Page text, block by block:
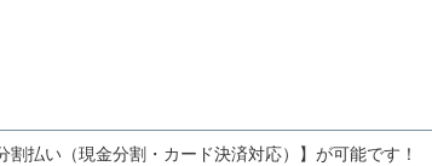
割払い（現金分割・カード決済対応）】が可能です！